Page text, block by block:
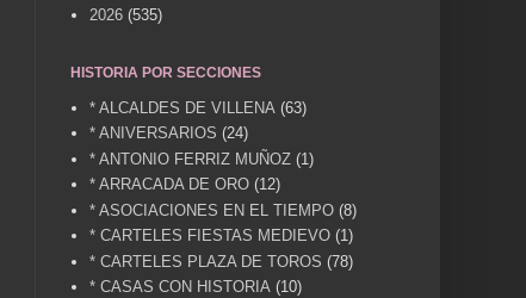
2026 (535)
HISTORIA POR SECCIONES
* ALCALDES DE VILLENA (63)
* ANIVERSARIOS (24)
* ANTONIO FERRIZ MUÑOZ (1)
* ARRACADA DE ORO (12)
* ASOCIACIONES EN EL TIEMPO (8)
* CARTELES FIESTAS MEDIEVO (1)
* CARTELES PLAZA DE TOROS (78)
* CASAS CON HISTORIA (10)